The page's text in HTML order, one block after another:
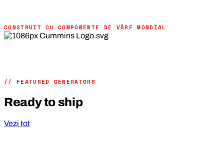
CONSTRUIT CU COMPONENTE DE VÂRF MONDIAL
// FEATURED GENERATORS
Ready to ship
Vezi tot